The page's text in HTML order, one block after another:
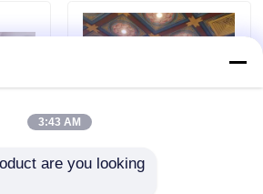
3:43 AM
are you looking